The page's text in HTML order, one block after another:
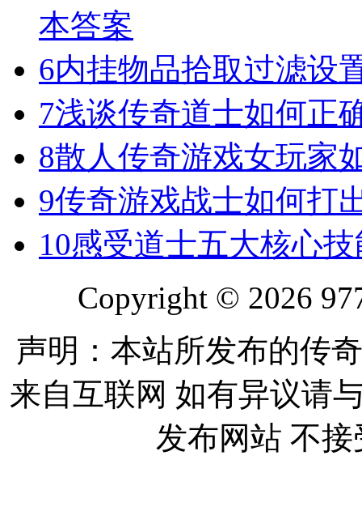
本答案
6内挂物品拾取过滤设
7浅谈传奇道士如何正
8散人传奇游戏女玩家
9传奇游戏战士如何打
10感受道士五大核心
Copyright © 2026
声明：本站所发布的传
来自互联网 如有异议请
发布网站 不